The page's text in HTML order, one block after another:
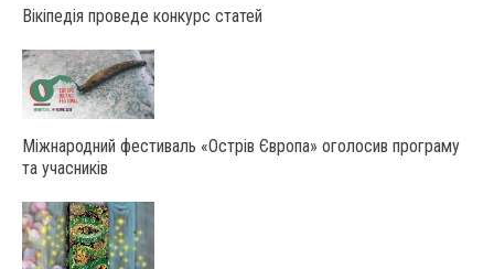
Вікіпедія проведе конкурс статей
Міжнародний фестиваль «Острів Європа» оголосив програму
та учасників